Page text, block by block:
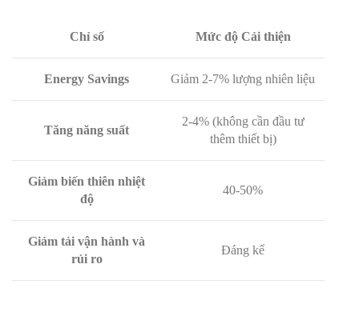
Chỉ số Mức độ Cải thiện
Energy Savings Giảm 2-7% lượng nhiên liệu
Tăng năng suất
2-4% (không cần đầu tư
thêm thiết bị)
Giảm biến thiên nhiệt
độ
40-50%
Giảm tải vận hành và
rủi ro
Đáng kể